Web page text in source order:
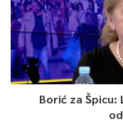
Borić za Špicu: